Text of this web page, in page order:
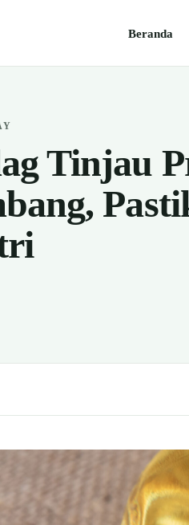
Beranda
Tinjau